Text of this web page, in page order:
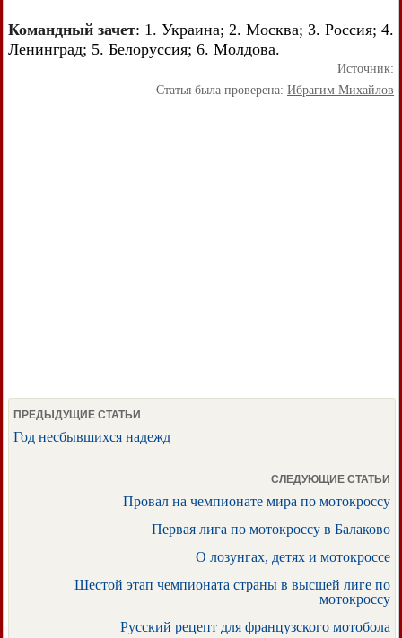
Командный зачет: 1. Украина; 2. Москва; 3. Россия; 4.
Ленинград; 5. Белоруссия; 6. Молдова.
Источник:
Статья была проверена: Ибрагим Михайлов
ПРЕДЫДУЩИЕ СТАТЬИ
Год несбывшихся надежд
СЛЕДУЮЩИЕ СТАТЬИ
Провал на чемпионате мира по мотокроссу
Первая лига по мотокроссу в Балаково
О лозунгах, детях и мотокроссе
Шестой этап чемпионата страны в высшей лиге по
мотокроссу
Русский рецепт для французского мотобола